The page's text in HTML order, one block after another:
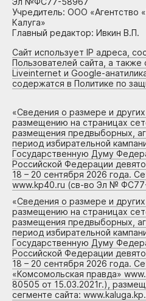
Учредитель: ООО «Агентство
Калуга»
Главный редактор: Ивкин В.П.
Сайт использует IP адреса,
Пользователей сайта, а также
Liveinternet и Google-
содержатся в Политике по
«Сведения о размере и
размещению на страницах
размещения предвыборных,
период избирательной
Государственную Думу
Российской Федерации
18 – 20 сентября 2026 года.
www.kp40.ru (св-во Эл №
«Сведения о размере и
размещению на страницах
размещения предвыборных,
период избирательной
Государственную Думу
Российской Федерации
18 – 20 сентября 2026 года.
«Комсомольская правда»
80505 от 15.03.2021г.),
сегменте сайта: